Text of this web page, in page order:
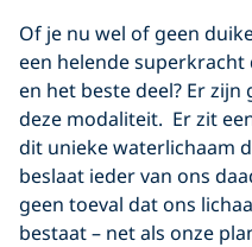
Of je nu wel of geen
een helende
en het beste deel? Er
deze modaliteit. Er zit
dit unieke waterlichaam
beslaat ieder van ons
geen toeval dat ons
bestaat – net als onze